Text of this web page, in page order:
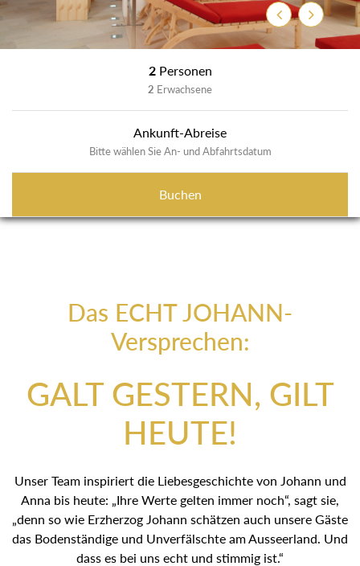
ZurückWeiter
2 Personen
2 Erwachsene
Ankunft-Abreise
Bitte wählen Sie An- und Abfahrtsdatum
Buchen
Das ECHT JOHANN-
Versprechen:
GALT GESTERN, GILT
HEUTE!
Unser Team inspiriert die Liebesgeschichte von Johann und
Anna bis heute: „Ihre Werte gelten immer noch“, sagt sie,
„denn so wie Erzherzog Johann schätzen auch unsere Gäste
das Bodenständige und Unverfälschte am Ausseerland. Und
dass es bei uns echt und stimmig ist.“